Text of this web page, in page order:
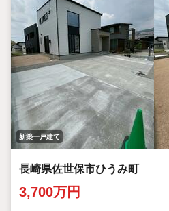
新築一戸建て
長崎県佐世保市ひうみ町
3,700万円